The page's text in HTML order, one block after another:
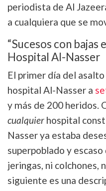
periodista de Al
a cualquiera que se
“Sucesos con bajas
Hospital Al-Nasser
El primer día del
hospital Al-Nasser a
y más de 200 heridos.
cualquier hospital
Nasser ya estaba
superpoblado y
jeringas, ni colchones,
siguiente es una